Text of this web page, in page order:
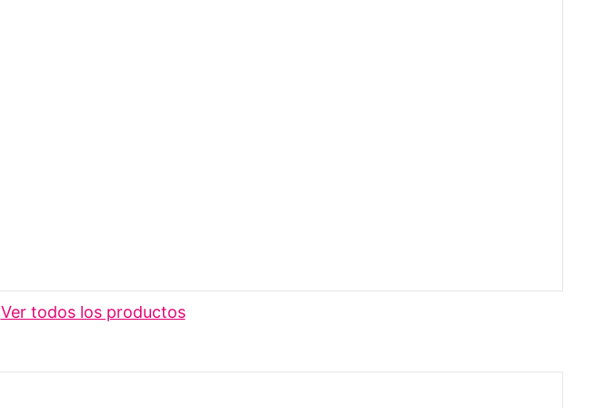
Ver todos los productos